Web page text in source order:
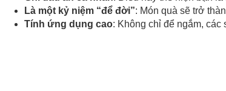
Là một kỷ niệm “để đời”: Món quà sẽ trở
Tính ứng dụng cao: Không chỉ để ngắm, các